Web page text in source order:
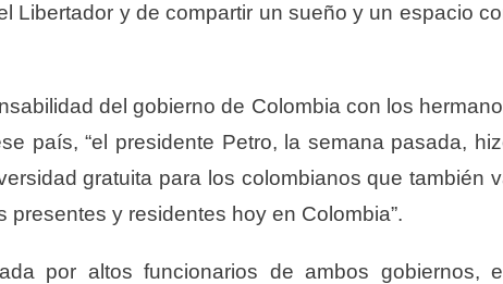
Libertador y de compartir un sueño y un espacio
del gobierno de Colombia con los
país, “el presidente Petro, la semana pasada,
gratuita para los colombianos que también
y residentes hoy en Colombia”.
por altos funcionarios de ambos gobiernos,